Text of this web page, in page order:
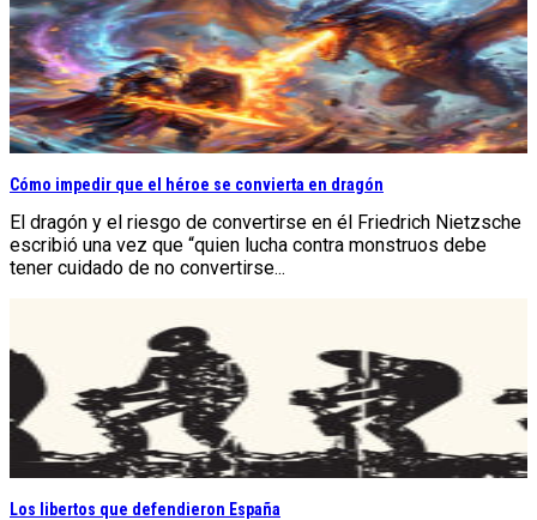
Cómo impedir que el héroe se convierta en dragón
El dragón y el riesgo de convertirse en él Friedrich Nietzsche
escribió una vez que “quien lucha contra monstruos debe
tener cuidado de no convertirse...
Los libertos que defendieron España